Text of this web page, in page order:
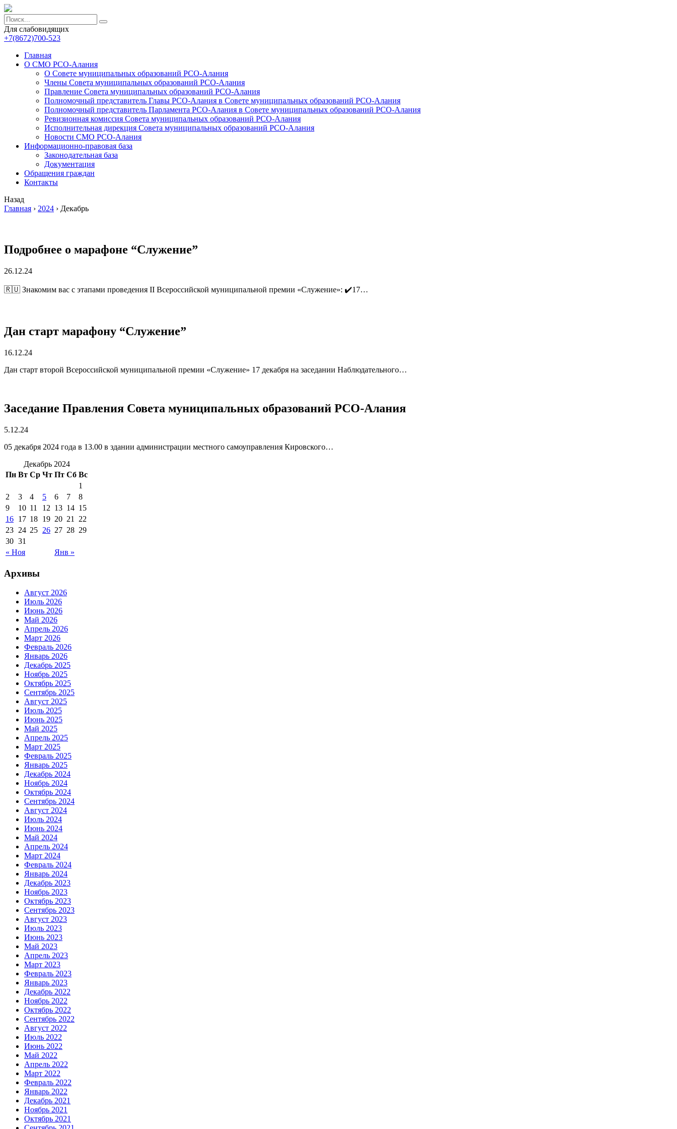
Для слабовидящих
+7(8672)700-523
Главная
О СМО РСО-Алания
О Совете муниципальных образований РСО-Алания
Члены Совета муниципальных образований РСО-Алания
Правление Совета муниципальных образований РСО-Алания
Полномочный представитель Главы РСО-Алания в Совете муниципальных образований РСО-Алания
Полномочный представитель Парламента РСО-Алания в Совете муниципальных образований РСО-Алания
Ревизионная комиссия Совета муниципальных образований РСО-Алания
Исполнительная дирекция Совета муниципальных образований РСО-Алания
Новости СМО РСО-Алания
Информационно-правовая база
Законодательная база
Документация
Обращения граждан
Контакты
Назад
Главная › 2024 › Декабрь
Подробнее о марафоне “Служение”
26.12.24
🇷🇺 Знакомим вас с этапами проведения II Всероссийской муниципальной премии «Служение»: ✔️17…
Дан старт марафону “Служение”
16.12.24
Дан старт второй Всероссийской муниципальной премии «Служение» 17 декабря на заседании Наблюдательного…
Заседание Правления Совета муниципальных образований РСО-Алания
5.12.24
05 декабря 2024 года в 13.00 в здании администрации местного самоуправления Кировского…
Декабрь 2024
Пн Вт Ср Чт Пт Сб Вс
« Ноя Янв »
1
2
3 4 5 6 7
8
9
10 11 12 13 14 15
16 17 18 19 20 21
22
23 24 25 26 27 28 29
30 31
Архивы
Август 2026
Июль 2026
Июнь 2026
Май 2026
Апрель 2026
Март 2026
Февраль 2026
Январь 2026
Декабрь 2025
Ноябрь 2025
Октябрь 2025
Сентябрь 2025
Август 2025
Июль 2025
Июнь 2025
Май 2025
Апрель 2025
Март 2025
Февраль 2025
Январь 2025
Декабрь 2024
Ноябрь 2024
Октябрь 2024
Сентябрь 2024
Август 2024
Июль 2024
Июнь 2024
Май 2024
Апрель 2024
Март 2024
Февраль 2024
Январь 2024
Декабрь 2023
Ноябрь 2023
Октябрь 2023
Сентябрь 2023
Август 2023
Июль 2023
Июнь 2023
Май 2023
Апрель 2023
Март 2023
Февраль 2023
Январь 2023
Декабрь 2022
Ноябрь 2022
Октябрь 2022
Сентябрь 2022
Август 2022
Июль 2022
Июнь 2022
Май 2022
Апрель 2022
Март 2022
Февраль 2022
Январь 2022
Декабрь 2021
Ноябрь 2021
Октябрь 2021